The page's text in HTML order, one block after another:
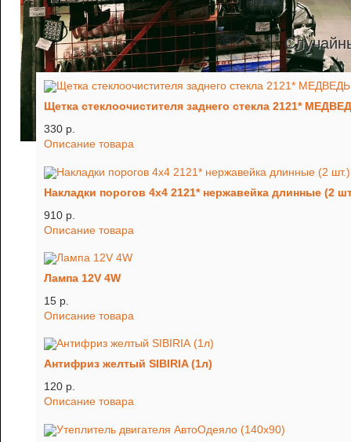
Щетка стеклоочистителя заднего стекла 2121*
330 p.
Описание товара
Накладки порогов 4х4 2121* нержавейка длинные (2
910 p.
Описание товара
Лампа 12V 4W
15 p.
Описание товара
Антифриз желтый SIBIRIA (1л)
120 p.
Описание товара